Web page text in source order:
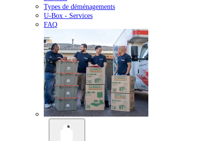
Types de déménagements
U-Box - Services
FAQ